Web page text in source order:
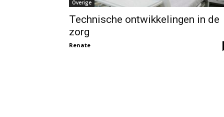
Overige
Technische ontwikkelingen in de
zorg
Renate